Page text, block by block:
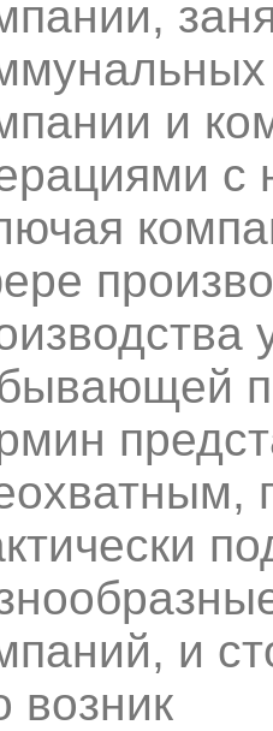
и
с
и
возник